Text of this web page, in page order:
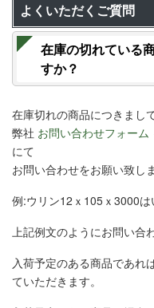
よくいただくご質問
在庫の切れている
すか？
在庫切れの商品につきまし
弊社 お問い合わせフォーム
にて
お問い合わせをお願い致しま
例:ウリン12ｘ105ｘ3000
上記例文のようにお問い合
入荷予定のある商品であれ
ていただきます。